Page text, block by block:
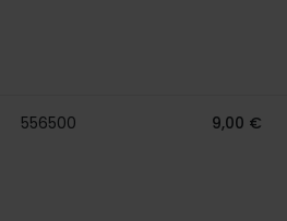
556500 9,00 €